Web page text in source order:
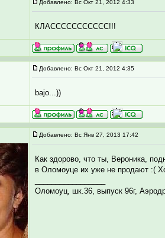
Добавлено: Вс Окт 21, 2012 4:33
КЛАССССССССССС!!!
Добавлено: Вс Окт 21, 2012 4:35
bajo...))
Добавлено: Вс Янв 27, 2013 17:42
Как здорово, что ты, Вероника,
в Оломоуце их уже не продают :(
Оломоуц, шк.36, выпуск 96г,